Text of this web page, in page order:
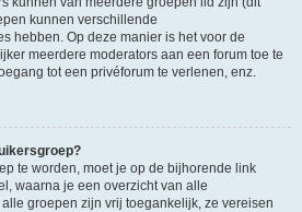
kunnen verschillende
hebben. Op deze manier is het voor de
meerdere moderators aan een forum toe te
tot een privéforum te verlenen, enz.
te worden, moet je op de bijhorende link
waarna je een overzicht van alle
groepen zijn vrij toegankelijk, ze vereisen